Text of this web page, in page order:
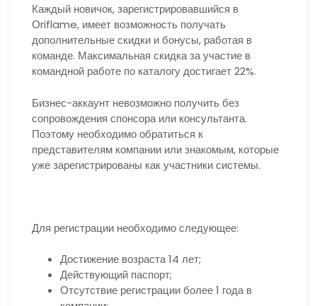
Каждый новичок, зарегистрировавшийся в
Оriflame, имеет возможность получать
дополнительные скидки и бонусы, работая в
команде. Максимальная скидка за участие в
командной работе по каталогу достигает 22%.
Бизнес-аккаунт невозможно получить без
сопровождения спонсора или консультанта.
Поэтому необходимо обратиться к
представителям компании или знакомым, которые
уже зарегистрированы как участники системы.
Для регистрации необходимо следующее:
Достижение возраста 14 лет;
Действующий паспорт;
Отсутствие регистрации более 1 года в